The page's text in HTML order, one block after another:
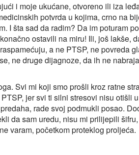
i moje ukućane, otvoreno ili iza
potvrda u kojima, crno na
I šta sad da radim? Da im poturam
ostavili na miru! Ili, još lakše,
a ne PTSP, ne povreda
ne druge dijagnoze, da ih ne
Svi mi koji smo prošli kroz ratne
jer svi ti silni stresovi nisu otišli
rade svoj podmukli posao.
da sam uredu, nisu mi prilijepili
varam, početkom proteklog proljeća.